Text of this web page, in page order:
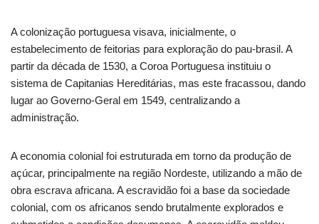
A colonização portuguesa visava, inicialmente, o
estabelecimento de feitorias para exploração do pau-brasil. A
partir da década de 1530, a Coroa Portuguesa instituiu o
sistema de Capitanias Hereditárias, mas este fracassou, dando
lugar ao Governo-Geral em 1549, centralizando a
administração.
A economia colonial foi estruturada em torno da produção de
açúcar, principalmente na região Nordeste, utilizando a mão de
obra escrava africana. A escravidão foi a base da sociedade
colonial, com os africanos sendo brutalmente explorados e